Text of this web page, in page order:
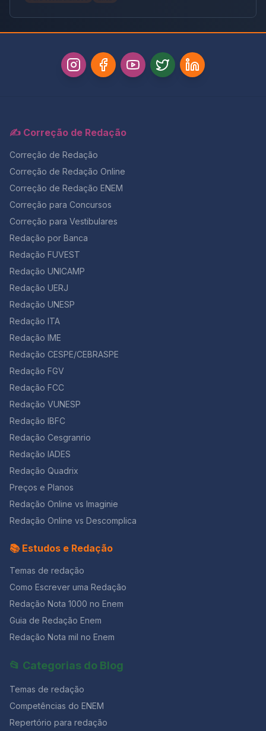
✍️ Correção de Redação
Correção de Redação
Correção de Redação Online
Correção de Redação ENEM
Correção para Concursos
Correção para Vestibulares
Redação por Banca
Redação FUVEST
Redação UNICAMP
Redação UERJ
Redação UNESP
Redação ITA
Redação IME
Redação CESPE/CEBRASPE
Redação FGV
Redação FCC
Redação VUNESP
Redação IBFC
Redação Cesgranrio
Redação IADES
Redação Quadrix
Preços e Planos
Redação Online vs Imaginie
Redação Online vs Descomplica
📚 Estudos e Redação
Temas de redação
Como Escrever uma Redação
Redação Nota 1000 no Enem
Guia de Redação Enem
Redação Nota mil no Enem
📂 Categorias do Blog
Temas de redação
Competências do ENEM
Repertório para redação